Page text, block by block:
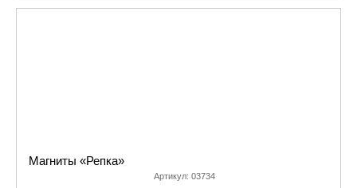
Магниты «Репка»
Артикул: 03734